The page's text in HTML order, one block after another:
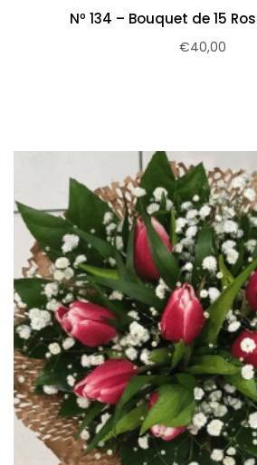
Nº 134 – Bouquet de 15
€40,00